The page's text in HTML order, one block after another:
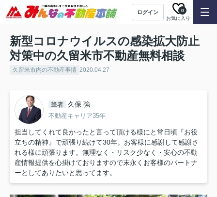
ログイン
お気に入り
0
新型コロナウイルスの感染拡大防止
対策中の久留米市不動産無料相談
久留米市内の不動産事情 2020.04.27
筆者 久保 強
不動産キャリア35年
担当してくれて良かったと言って頂ける様にと常日頃『お役
立ちの精神』で頑張り続けて30年。お客様に感謝して感謝さ
れる様に頑張ります。無理なく・リスク少なく・安心の不動
産情報提供を心掛けておりますので末永くお客様のパートナ
ーとしてありたいと思ってます。